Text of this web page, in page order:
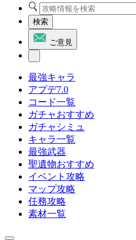
検索
ご意見
最強キャラ
アプデ7.0
コード一覧
ガチャおすすめ
ガチャシミュ
キャラ一覧
最強武器
聖遺物おすすめ
イベント攻略
マップ攻略
任務攻略
素材一覧